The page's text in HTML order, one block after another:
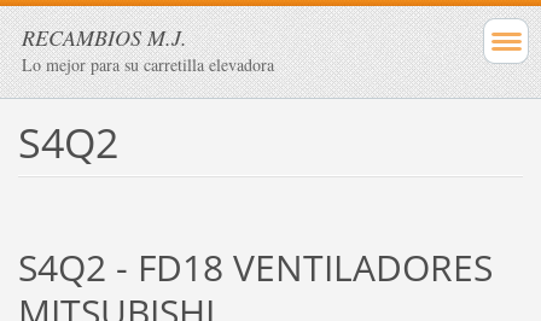
RECAMBIOS M.J.
Lo mejor para su carretilla elevadora
S4Q2
S4Q2 - FD18 VENTILADORES